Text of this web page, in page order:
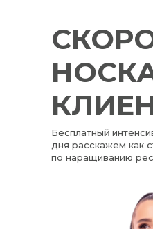
Бесплатный
дня расскажем как
по наращиванию